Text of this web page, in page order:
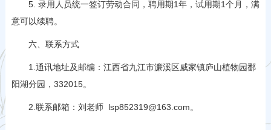
5. 录用人员统一签订劳动合同，聘用期1年，试用期1个月，满
意可以续聘。
六、联系方式
1.通讯地址及邮编：江西省九江市濂溪区威家镇庐山植物园鄱
阳湖分园，332015。
2.联系邮箱：刘老师 lsp852319@163.com。